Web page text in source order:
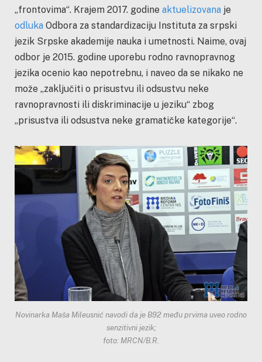
„frontovima“. Krajem 2017. godine aktuelizovana je
odluka Odbora za standardizaciju Instituta za srpski
jezik Srpske akademije nauka i umetnosti. Naime, ovaj
odbor je 2015. godine uporebu rodno ravnopravnog
jezika ocenio kao nepotrebnu, i naveo da se nikako ne
može „zaključiti o prisustvu ili odsustvu neke
ravnopravnosti ili diskriminacije u jeziku“ zbog
„prisustva ili odsustva neke gramatičke kategorije“.
Novinarka Maša Mileusnić navodi da je B92 među prvima uveo rodno
senzitivni jezik;
foto: MRCN/B.R.